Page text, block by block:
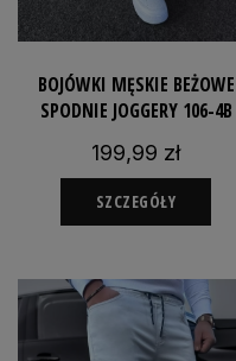
BOJÓWKI MĘSKIE BEŻOWE
SPODNIE JOGGERY 106-4B
199,99 zł
SZCZEGÓŁY